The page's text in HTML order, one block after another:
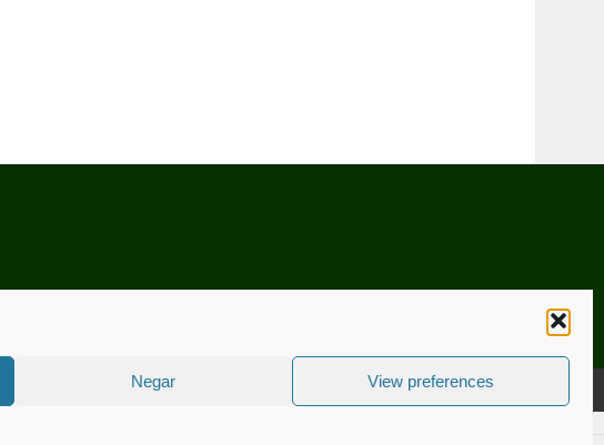
Negar View preferences
FICHA TÉCNICA ESTATUTO EDITORIAL CONTACTE-NOS COOKIE POLICY (EU)